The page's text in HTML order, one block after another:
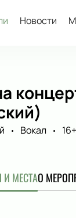
Новости
Вокал 16+
МЕСТАО